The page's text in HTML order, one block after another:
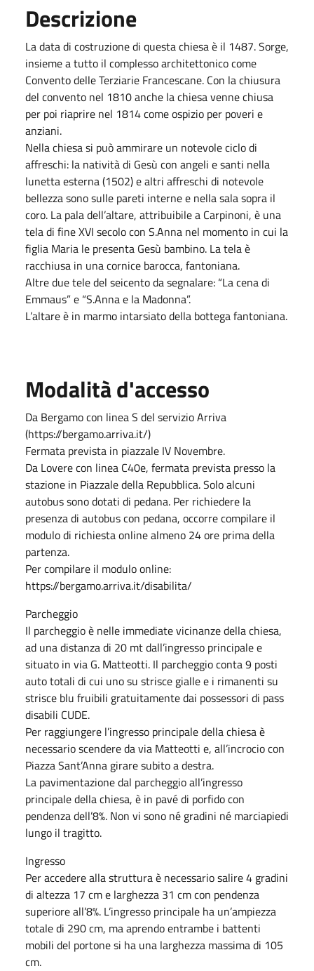
Descrizione
La data di costruzione di questa chiesa è il 1487. Sorge,
insieme a tutto il complesso architettonico come
Convento delle Terziarie Francescane. Con la chiusura
del convento nel 1810 anche la chiesa venne chiusa
per poi riaprire nel 1814 come ospizio per poveri e
anziani.
Nella chiesa si può ammirare un notevole ciclo di
affreschi: la natività di Gesù con angeli e santi nella
lunetta esterna (1502) e altri affreschi di notevole
bellezza sono sulle pareti interne e nella sala sopra il
coro. La pala dell’altare, attribuibile a Carpinoni, è una
tela di fine XVI secolo con S.Anna nel momento in cui la
figlia Maria le presenta Gesù bambino. La tela è
racchiusa in una cornice barocca, fantoniana.
Altre due tele del seicento da segnalare: “La cena di
Emmaus” e “S.Anna e la Madonna”.
L’altare è in marmo intarsiato della bottega fantoniana.
Modalità d'accesso
Da Bergamo con linea S del servizio Arriva
(https://bergamo.arriva.it/)
Fermata prevista in piazzale IV Novembre.
Da Lovere con linea C40e, fermata prevista presso la
stazione in Piazzale della Repubblica. Solo alcuni
autobus sono dotati di pedana. Per richiedere la
presenza di autobus con pedana, occorre compilare il
modulo di richiesta online almeno 24 ore prima della
partenza.
Per compilare il modulo online:
https://bergamo.arriva.it/disabilita/
Parcheggio
Il parcheggio è nelle immediate vicinanze della chiesa,
ad una distanza di 20 mt dall’ingresso principale e
situato in via G. Matteotti. Il parcheggio conta 9 posti
auto totali di cui uno su strisce gialle e i rimanenti su
strisce blu fruibili gratuitamente dai possessori di pass
disabili CUDE.
Per raggiungere l’ingresso principale della chiesa è
necessario scendere da via Matteotti e, all’incrocio con
Piazza Sant’Anna girare subito a destra.
La pavimentazione dal parcheggio all’ingresso
principale della chiesa, è in pavé di porfido con
pendenza dell’8%. Non vi sono né gradini né marciapiedi
lungo il tragitto.
Ingresso
Per accedere alla struttura è necessario salire 4 gradini
di altezza 17 cm e larghezza 31 cm con pendenza
superiore all’8%. L’ingresso principale ha un’ampiezza
totale di 290 cm, ma aprendo entrambe i battenti
mobili del portone si ha una larghezza massima di 105
cm.